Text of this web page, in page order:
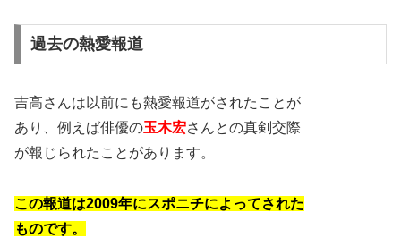
過去の熱愛報道
吉高さんは以前にも熱愛報道がされたことが
あり、例えば俳優の玉木宏さんとの真剣交際
が報じられたことがあります。
この報道は2009年にスポニチによってされた
ものです​​。